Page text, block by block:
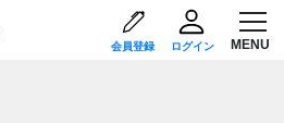
会員登録 ログイン